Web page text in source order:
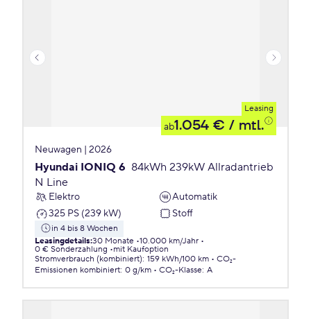
Leasing
ab1.054 € / mtl.
Neuwagen | 2026
Hyundai IONIQ 6 84kWh 239kW Allradantrieb
N Line
Elektro
Automatik
325 PS (239 kW)
Stoff
in 4 bis 8 Wochen
Leasingdetails:30 Monate 10.000 km/Jahr
0 € Sonderzahlung
mit Kaufoption
Stromverbrauch (kombiniert): 159 kWh/100 km
CO₂-
Emissionen kombiniert: 0 g/km CO₂-Klasse: A